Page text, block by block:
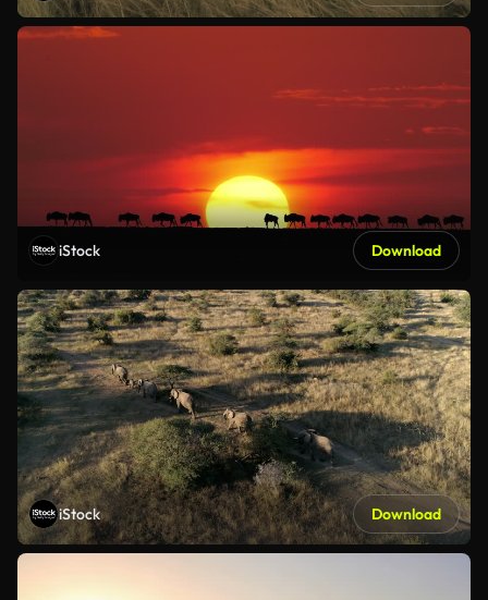
iStock Download
iStock Download